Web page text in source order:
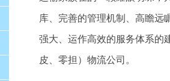
库、完善的管理机制、高瞻远
强大、运作高效的服务体系的
皮、零担）物流公司。